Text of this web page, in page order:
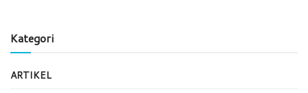
Kategori
ARTIKEL